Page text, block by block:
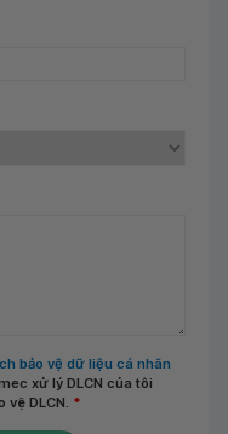
bảo vệ dữ liệu cá nhân
xử lý DLCN của tôi
vệ DLCN. *